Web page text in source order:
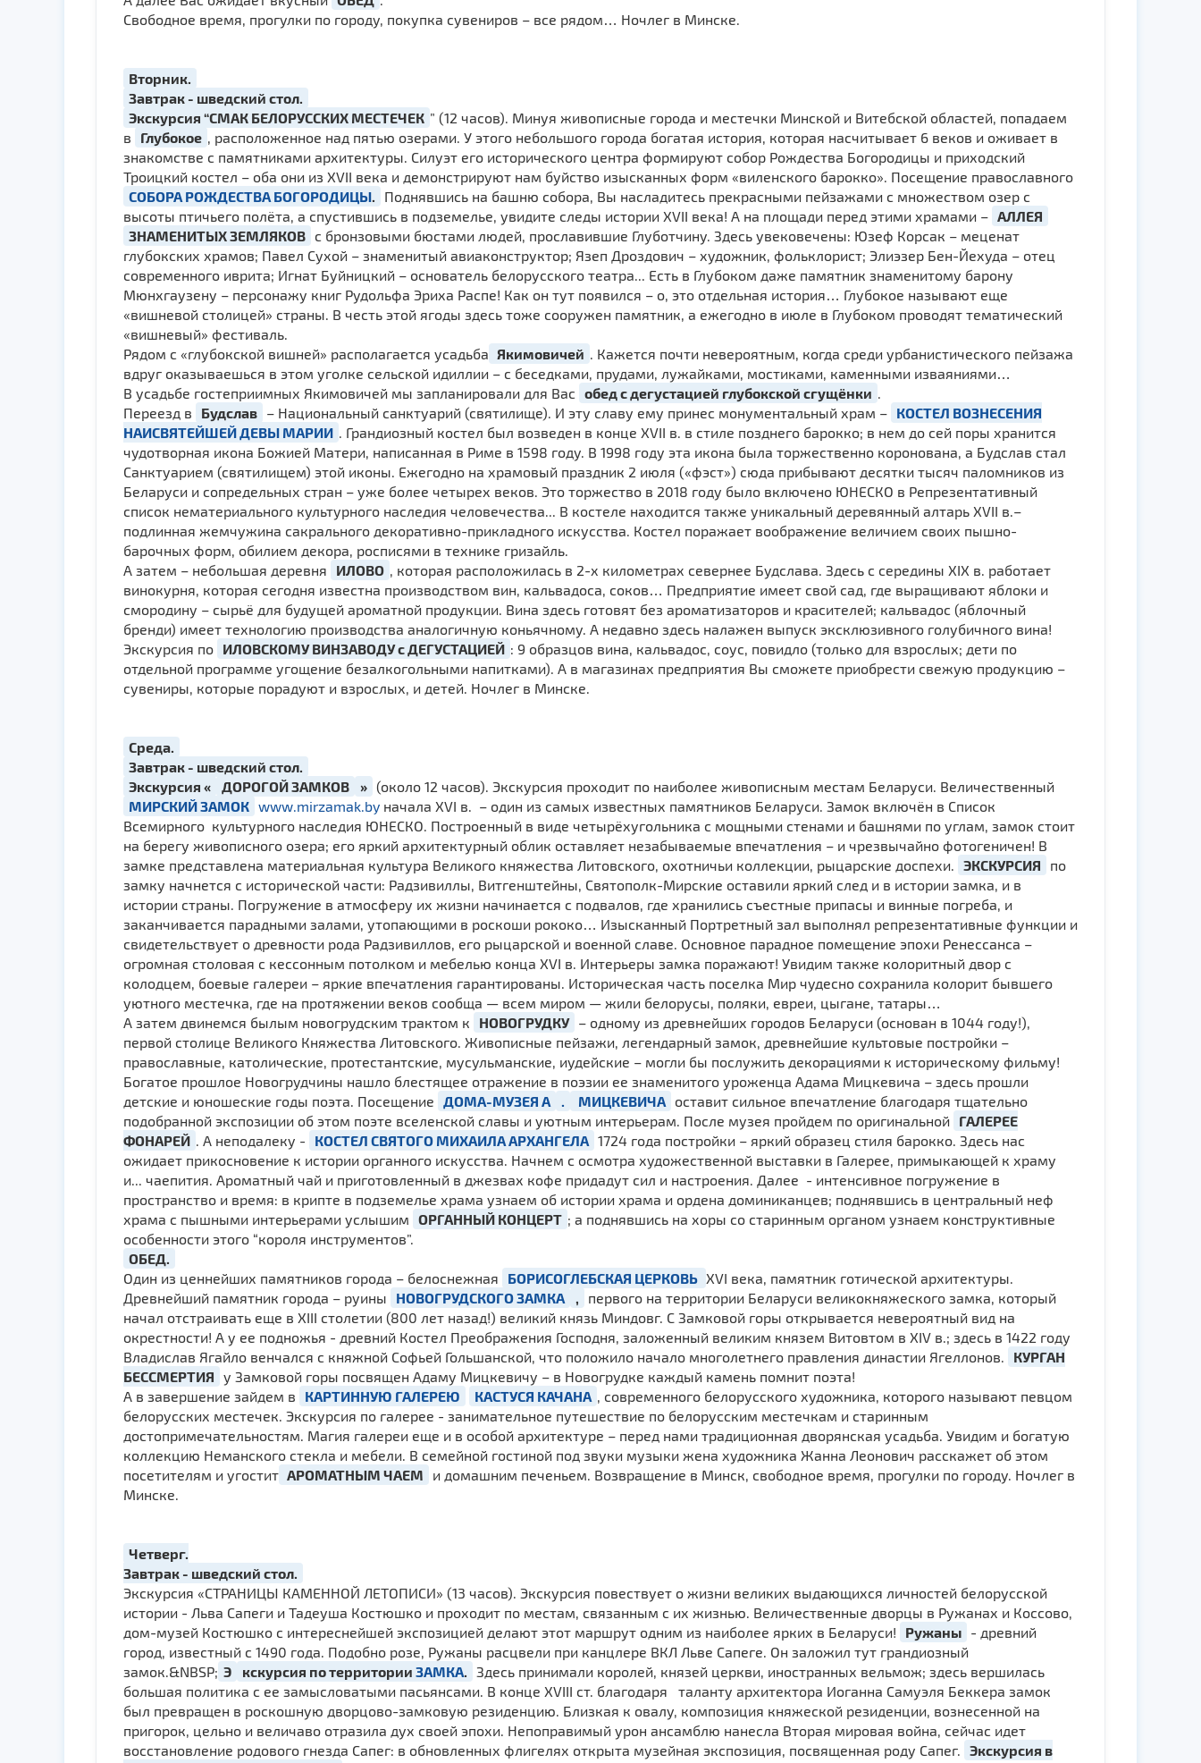
Свободное время, прогулки по городу, покупка сувениров – все рядом… Ночлег в Минске.
Вторник.
Завтрак - шведский стол.
Экскурсия “СМАК БЕЛОРУССКИХ МЕСТЕЧЕК ” (12 часов). Минуя живописные города и местечки Минской и Витебской областей, попадаем
в
Глубокое , расположенное над пятью озерами. У этого небольшого города богатая история, которая насчитывает 6 веков и оживает в
знакомстве с памятниками архитектуры. Силуэт его исторического центра формируют собор Рождества Богородицы и приходский
Троицкий костел – оба они из XVII века и демонстрируют нам буйство изысканных форм «виленского барокко». Посещение православного
СОБОРА РОЖДЕСТВА БОГОРОДИЦЫ.
Поднявшись на башню собора, Вы насладитесь прекрасными пейзажами с множеством озер с
высоты птичьего полёта, а спустившись в подземелье, увидите следы истории XVII века! А на площади перед этими храмами – АЛЛЕЯ
ЗНАМЕНИТЫХ ЗЕМЛЯКОВ с бронзовыми бюстами людей, прославившие Глуботчину. Здесь увековечены: Юзеф Корсак – меценат
глубокских храмов; Павел Сухой – знаменитый авиаконструктор; Язеп Дроздович – художник, фольклорист; Элиэзер Бен-Йехуда – отец
современного иврита; Игнат Буйницкий – основатель белорусского театра... Есть в Глубоком даже памятник знаменитому барону
Мюнхгаузену – персонажу книг Рудольфа Эриха Распе! Как он тут появился – о, это отдельная история… Глубокое называют еще
«вишневой столицей» страны. В честь этой ягоды здесь тоже сооружен памятник, а ежегодно в июле в Глубоком проводят тематический
«вишневый» фестиваль.
Рядом с «глубокской вишней» располагается усадьба Якимовичей . Кажется почти невероятным, когда среди урбанистического пейзажа
вдруг оказываешься в этом уголке сельской идиллии – с беседками, прудами, лужайками, мостиками, каменными изваяниями…
В усадьбе гостеприимных Якимовичей мы запланировали для Вас обед с дегустацией глубокской сгущёнки .
Переезд в
Будслав – Национальный санктуарий (святилище). И эту славу ему принес монументальный храм – КОСТЕЛ ВОЗНЕСЕНИЯ
НАИСВЯТЕЙШЕЙ ДЕВЫ МАРИИ . Грандиозный костел был возведен в конце XVII в. в стиле позднего барокко; в нем до сей поры хранится
чудотворная икона Божией Матери, написанная в Риме в 1598 году. В 1998 году эта икона была торжественно коронована, а Будслав стал
Санктуарием (святилищем) этой иконы. Ежегодно на храмовый праздник 2 июля («фэст») сюда прибывают десятки тысяч паломников из
Беларуси и сопредельных стран – уже более четырех веков. Это торжество в 2018 году было включено ЮНЕСКО в Репрезентативный
список нематериального культурного наследия человечества... В костеле находится также уникальный деревянный алтарь XVII в.–
подлинная жемчужина сакрального декоративно-прикладного искусства. Костел поражает воображение величием своих пышно-
барочных форм, обилием декора, росписями в технике гризайль.
А затем – небольшая деревня
ИЛОВО , которая расположилась в 2-х километрах севернее Будслава. Здесь с середины XIX в. работает
винокурня, которая сегодня известна производством вин, кальвадоса, соков… Предприятие имеет свой сад, где выращивают яблоки и
смородину – сырьё для будущей ароматной продукции. Вина здесь готовят без ароматизаторов и красителей; кальвадос (яблочный
бренди) имеет технологию производства аналогичную коньячному. А недавно здесь налажен выпуск эксклюзивного голубичного вина!
Экскурсия по ИЛОВСКОМУ ВИНЗАВОДУ с ДЕГУСТАЦИЕЙ : 9 образцов вина, кальвадос, соус, повидло (только для взрослых; дети по
отдельной программе угощение безалкогольными напитками). А в магазинах предприятия Вы сможете приобрести свежую продукцию –
сувениры, которые порадуют и взрослых, и детей. Ночлег в Минске.
Среда.
Завтрак - шведский стол.
Экскурсия «
ДОРОГОЙ ЗАМКОВ » (около 12 часов). Экскурсия проходит по наиболее живописным местам Беларуси. Величественный
МИРСКИЙ ЗАМОК www.mirzamak.by начала XVI в. – один из самых известных памятников Беларуси. Замок включён в Список
Всемирного культурного наследия ЮНЕСКО. Построенный в виде четырёхугольника с мощными стенами и башнями по углам, замок стоит
на берегу живописного озера; его яркий архитектурный облик оставляет незабываемые впечатления – и чрезвычайно фотогеничен! В
замке представлена материальная культура Великого княжества Литовского, охотничьи коллекции, рыцарские доспехи. ЭКСКУРСИЯ
по
замку начнется с исторической части: Радзивиллы, Витгенштейны, Святополк-Мирские оставили яркий след и в истории замка, и в
истории страны. Погружение в атмосферу их жизни начинается с подвалов, где хранились съестные припасы и винные погреба, и
заканчивается парадными залами, утопающими в роскоши рококо… Изысканный Портретный зал выполнял репрезентативные функции и
свидетельствует о древности рода Радзивиллов, его рыцарской и военной славе. Основное парадное помещение эпохи Ренессанса –
огромная столовая с кессонным потолком и мебелью конца XVI в. Интерьеры замка поражают! Увидим также колоритный двор с
колодцем, боевые галереи – яркие впечатления гарантированы. Историческая часть поселка Мир чудесно сохранила колорит бывшего
уютного местечка, где на протяжении веков сообща — всем миром — жили белорусы, поляки, евреи, цыгане, татары…
А затем двинемся былым новогрудским трактом к
НОВОГРУДКУ – одному из древнейших городов Беларуси (основан в 1044 году!),
первой столице Великого Княжества Литовского. Живописные пейзажи, легендарный замок, древнейшие культовые постройки –
православные, католические, протестантские, мусульманские, иудейские – могли бы послужить декорациями к историческому фильму!
Богатое прошлое Новогрудчины нашло блестящее отражение в поэзии ее знаменитого уроженца Адама Мицкевича – здесь прошли
детские и юношеские годы поэта. Посещение ДОМА-МУЗЕЯ А . МИЦКЕВИЧА оставит сильное впечатление благодаря тщательно
подобранной экспозиции об этом поэте вселенской славы и уютным интерьерам. После музея пройдем по оригинальной
ГАЛЕРЕЕ
ФОНАРЕЙ . А неподалеку - КОСТЕЛ СВЯТОГО МИХАИЛА АРХАНГЕЛА 1724 года постройки – яркий образец стиля барокко. Здесь нас
ожидает прикосновение к истории органного искусства. Начнем с осмотра художественной выставки в Галерее, примыкающей к храму
и... чаепития. Ароматный чай и приготовленный в джезвах кофе придадут сил и настроения. Далее - интенсивное погружение в
пространство и время: в крипте в подземелье храма узнаем об истории храма и ордена доминиканцев; поднявшись в центральный неф
храма с пышными интерьерами услышим ОРГАННЫЙ КОНЦЕРТ ; а поднявшись на хоры со старинным органом узнаем конструктивные
особенности этого “короля инструментов”.
ОБЕД.
Один из ценнейших памятников города – белоснежная
БОРИСОГЛЕБСКАЯ ЦЕРКОВЬ XVI века, памятник готической архитектуры.
Древнейший памятник города – руины
НОВОГРУДСКОГО ЗАМКА ,
первого на территории Беларуси великокняжеского замка, который
начал отстраивать еще в ХIII столетии (800 лет назад!) великий князь Миндовг. С Замковой горы открывается невероятный вид на
окрестности! А у ее подножья - древний Костел Преображения Господня, заложенный великим князем Витовтом в ХIV в.; здесь в 1422 году
Владислав Ягайло венчался с княжной Софьей Гольшанской, что положило начало многолетнего правления династии Ягеллонов.
КУРГАН
БЕССМЕРТИЯ у Замковой горы посвящен Адаму Мицкевичу – в Новогрудке каждый камень помнит поэта!
А в завершение зайдем в
КАРТИННУЮ ГАЛЕРЕЮ КАСТУСЯ КАЧАНА , современного белорусского художника, которого называют певцом
белорусских местечек. Экскурсия по галерее - занимательное путешествие по белорусским местечкам и старинным
достопримечательностям. Магия галереи еще и в особой архитектуре – перед нами традиционная дворянская усадьба. Увидим и богатую
коллекцию Неманского стекла и мебели. В семейной гостиной под звуки музыки жена художника Жанна Леонович расскажет об этом
посетителям и угостит АРОМАТНЫМ ЧАЕМ
и домашним печеньем. Возвращение в Минск, свободное время, прогулки по городу. Ночлег в
Минске.
Четверг.
Завтрак - шведский стол.
Экскурсия «СТРАНИЦЫ КАМЕННОЙ ЛЕТОПИСИ» (13 часов). Экскурсия по­вест­ву­ет о жиз­ни великих выдающихся личностей белорусской
истории - Льва Сапеги и Тадеуша Костюшко и про­хо­дит по местам, связанным с их жизнью. Ве­ли­че­ствен­ные дворцы в Ружанах и Коссово,
дом-музей Костюшко с интереснейшей экс­по­зи­ци­ей делают этот маршрут од­ним из наи­бо­лее ярких в Бе­ла­ру­си!
Ружаны - древний
город, известный с 1490 года. Подобно розе, Ружаны расцвели при канцлере ВКЛ Льве Сапеге. Он заложил тут грандиозный
замок.&NBSP; Э кскурсия по территории ЗАМКА.
Здесь принимали королей, князей церкви, иностранных вельмож; здесь вершилась
большая политика с ее замысловатыми пасьянсами. В конце XVIII ст. благодаря таланту архитектора Иоганна Самуэля Беккера замок
был превращен в роскошную дворцово-замковую резиденцию. Близкая к овалу, композиция княжеской резиденции, вознесенной на
пригорок, цельно и величаво отразила дух своей эпохи. Непоправимый урон ансамблю нанесла Вторая мировая война, сейчас идет
восстановление родового гнезда Сапег: в обновленных флигелях открыта музейная экспозиция, посвященная роду Сапег. Экскурсия в